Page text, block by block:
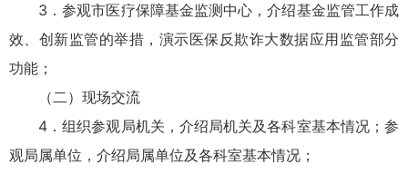
3．参观市医疗保障基金监测中心，介绍基金监管工作成
效、创新监管的举措，演示医保反欺诈大数据应用监管部分
功能；
（二）现场交流
4．组织参观局机关，介绍局机关及各科室基本情况；参
观局属单位，介绍局属单位及各科室基本情况；